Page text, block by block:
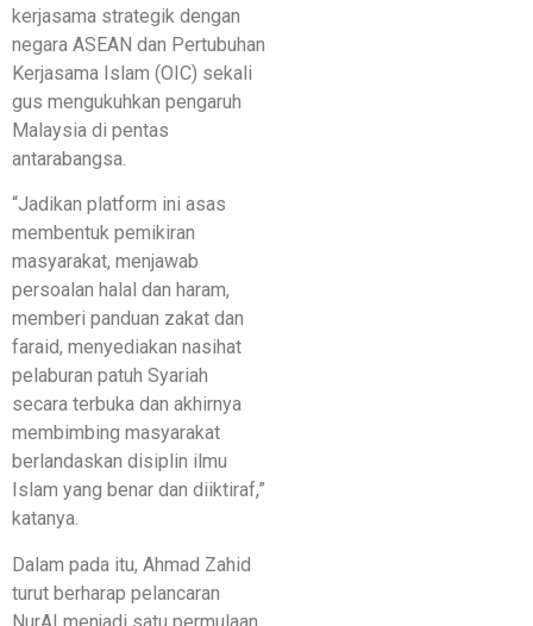
kerjasama strategik dengan
negara ASEAN dan Pertubuhan
Kerjasama Islam (OIC) sekali
gus mengukuhkan pengaruh
Malaysia di pentas
antarabangsa.
“Jadikan platform ini asas
membentuk pemikiran
masyarakat, menjawab
persoalan halal dan haram,
memberi panduan zakat dan
faraid, menyediakan nasihat
pelaburan patuh Syariah
secara terbuka dan akhirnya
membimbing masyarakat
berlandaskan disiplin ilmu
Islam yang benar dan diiktiraf,”
katanya.
Dalam pada itu, Ahmad Zahid
turut berharap pelancaran
NurAI menjadi satu permulaan